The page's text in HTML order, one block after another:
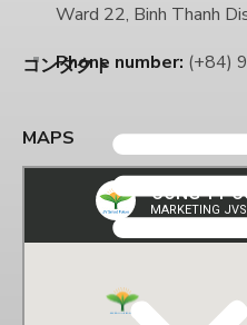
コンタクト
Ward 22, Binh Thanh
Phone number: (+84)
MAPS